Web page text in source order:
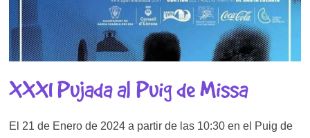
XXXI Pujada al Puig de Missa
El 21 de Enero de 2024 a partir de las 10:30 en el Puig de